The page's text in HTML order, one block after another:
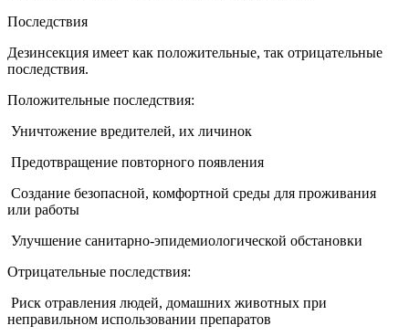
Последствия
Дезинсекция имеет как положительные, так отрицательные
последствия.
Положительные последствия:
Уничтожение вредителей, их личинок
Предотвращение повторного появления
Создание безопасной, комфортной среды для проживания
или работы
Улучшение санитарно-эпидемиологической обстановки
Отрицательные последствия:
Риск отравления людей, домашних животных при
неправильном использовании препаратов